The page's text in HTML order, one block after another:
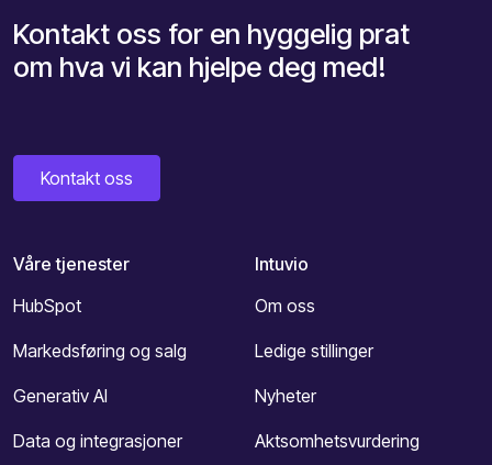
Kontakt oss for en hyggelig prat
om hva vi kan hjelpe deg med!
Kontakt oss
Våre tjenester
HubSpot
Markedsføring og salg
Generativ AI
Data og integrasjoner
Intuvio
Om oss
Ledige stillinger
Nyheter
Aktsomhetsvurdering